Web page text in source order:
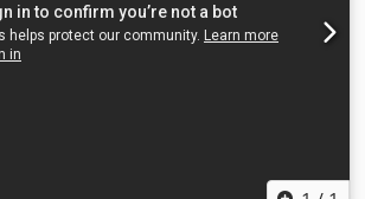
40-315 Durchmesser: 210 mm. Gewicht:
Akvswa Sichtbar bei H.B.R. srl -
Italien